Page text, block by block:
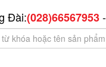
Đài:(028)66567953